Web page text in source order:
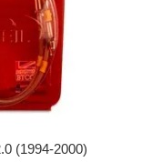
(1994-2000)